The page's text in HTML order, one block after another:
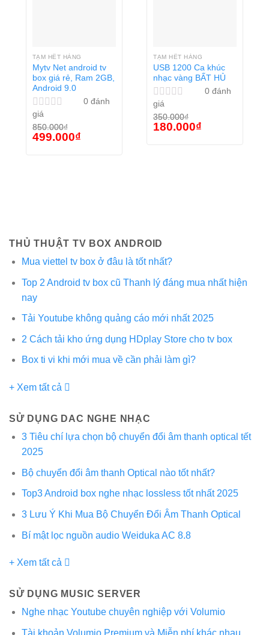
TẠM HẾT HÀNG
Mytv Net android tv
box giá rẻ, Ram 2GB,
Android 9.0
Rated
0
out
0 đánh
giá
850.000₫
Original
price
499.000₫Current
price
TẠM HẾT HÀNG
USB 1200 Ca khúc
nhạc vàng BẤT HỦ
Rated
0
out
0đánh
giá
350.000₫
Original
price
180.000₫
THỦ THUẬT TV BOX ANDROID
Mua viettel tv box ở đâu là tốt nhất?
Top 2 Android tv box cũ Thanh lý đáng mua nhất hiện
nay
Tải Youtube không quảng cáo mới nhất 2025
2 Cách tải kho ứng dụng HDplay Store cho tv box
Box ti vi khi mới mua về cần phải làm gì?
+ Xem tất cả
SỬ DỤNG DAC NGHE NHẠC
3 Tiêu chí lựa chọn bộ chuyển đổi âm thanh optical tết
2025
Bộ chuyển đổi âm thanh Optical nào tốt nhất?
Top3 Android box nghe nhạc lossless tốt nhất 2025
3 Lưu Ý Khi Mua Bộ Chuyển Đổi Âm Thanh Optical
Bí mật lọc nguồn audio Weiduka AC 8.8
+ Xem tất cả
SỬ DỤNG MUSIC SERVER
Nghe nhạc Youtube chuyên nghiệp với Volumio
Tài khoản Volumio Premium và Miễn phí khác nhau